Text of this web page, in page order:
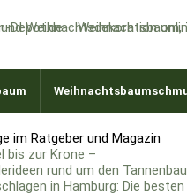
im Ratgeber und Magazin
bis zur Krone –
rund um den
in Hamburg: Die besten